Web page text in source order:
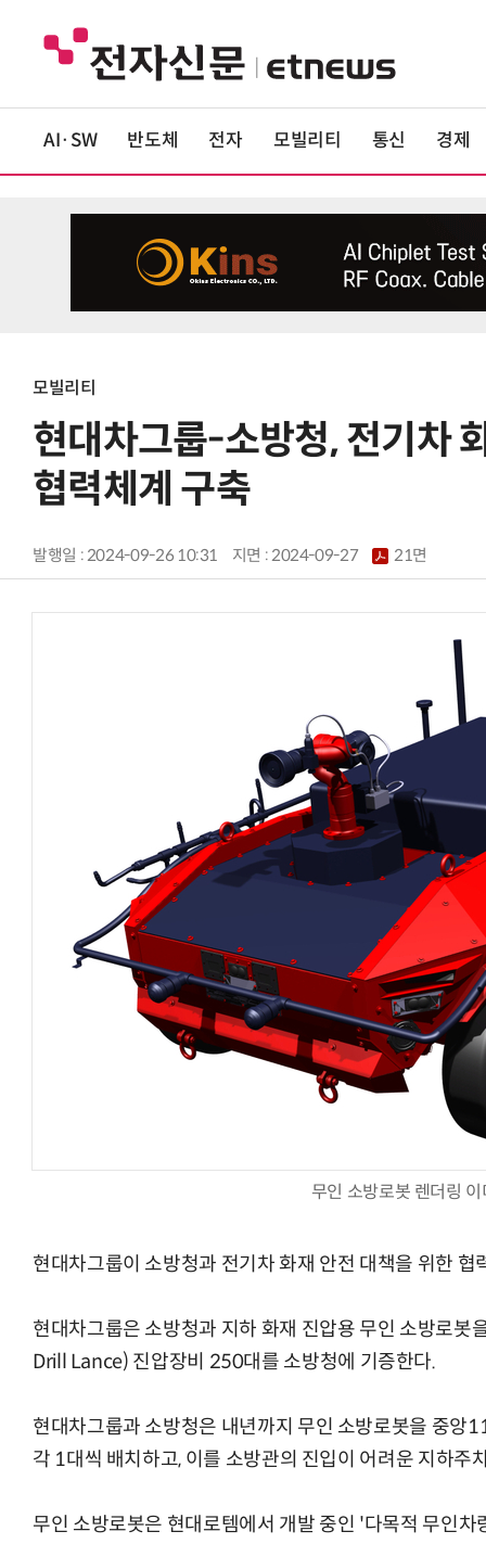
AI·SW 반도체 전자 모빌리티 통신 경제
모빌리티
현대차그룹-소방청, 전기차
협력체계 구축
발행일 : 2024-09-26 10:31 지면 :2024-09-27 21면
무인 소방로봇 렌더링
현대차그룹이 소방청과 전기차 화재 안전 대책을 위한 협
현대차그룹은 소방청과 지하 화재 진압용 무인 소방로봇
Drill Lance) 진압장비 250대를 소방청에 기증한다.
현대차그룹과 소방청은 내년까지 무인 소방로봇을 중앙
각 1대씩 배치하고, 이를 소방관의 진입이 어려운 지하주
무인 소방로봇은 현대로템에서 개발 중인 '다목적 무인